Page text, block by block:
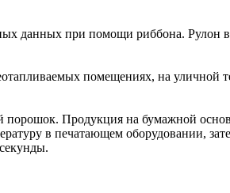
данных при помощи риббона.
помещениях, на
Продукция на бумажной
в печатающем оборудовании,